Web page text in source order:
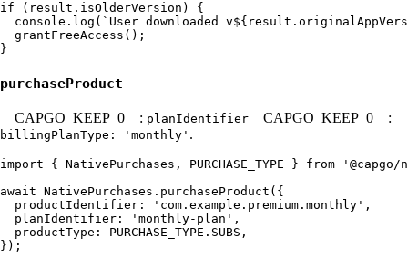
if (result.isOlderVersion) {
console.log(`User downloaded
  grantFreeAccess();
purchaseProduct
__CAPGO_KEEP_0__: planIdentifier __CAPGO_KEEP_0__:
billingPlanType: 'monthly' .
import { NativePurchases, PURCHASE_TYPE } from
await NativePurchases.purchaseProduct({
  productIdentifier: 'com.example.premium.monthly',
  planIdentifier: 'monthly-plan',
  productType: PURCHASE_TYPE.SUBS,